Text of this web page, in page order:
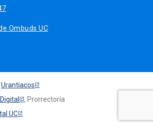
Ombuds UC
Urantiacos
, Prorrectoría
UC